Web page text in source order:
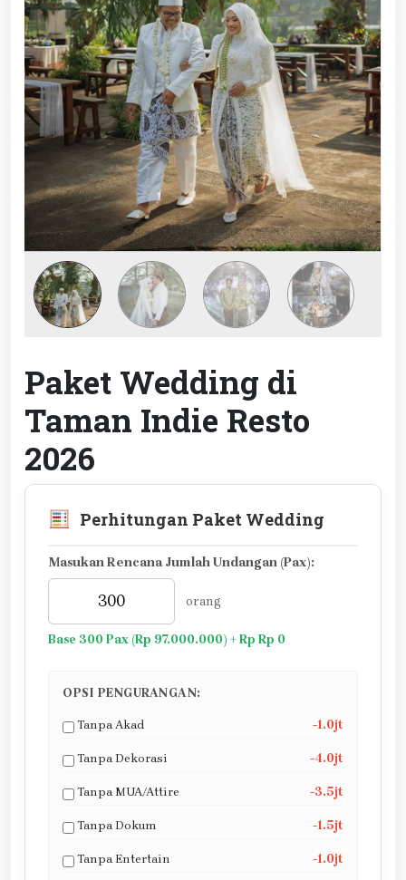
Paket Wedding di
Taman Indie Resto
2026
Perhitungan Paket Wedding
Masukan Rencana Jumlah Undangan (Pax):
orang
Base 300 Pax (Rp 97.000.000) + Rp Rp 0
OPSI PENGURANGAN:
Tanpa Akad -1.0jt
Tanpa Dekorasi -4.0jt
Tanpa MUA/Attire -3.5jt
Tanpa Dokum -1.5jt
Tanpa Entertain -1.0jt